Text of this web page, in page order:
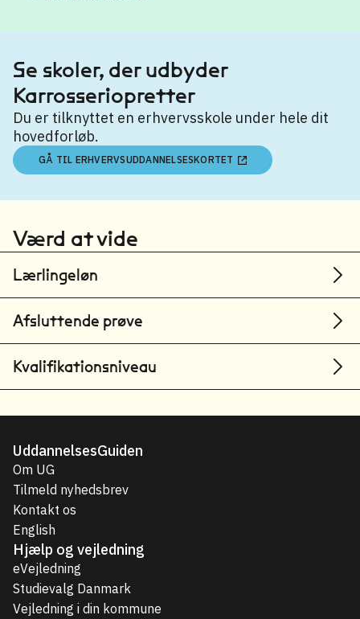
Se skoler, der udbyder
Karrosseriopretter
Du er tilknyttet en erhvervsskole under hele dit
hovedforløb.
GÅ TIL ERHVERVSUDDANNELSESKORTET
Værd at vide
Lærlingeløn
Afsluttende prøve
Kvalifikationsniveau
UddannelsesGuiden
Om UG
Tilmeld nyhedsbrev
Kontakt os
English
Hjælp og vejledning
eVejledning
Studievalg Danmark
Vejledning i din kommune